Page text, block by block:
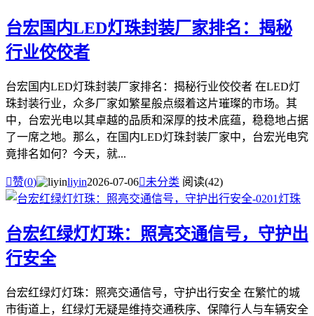
台宏国内LED灯珠封装厂家排名：揭秘
行业佼佼者
台宏国内LED灯珠封装厂家排名：揭秘行业佼佼者 在LED灯
珠封装行业，众多厂家如繁星般点缀着这片璀璨的市场。其
中，台宏光电以其卓越的品质和深厚的技术底蕴，稳稳地占据
了一席之地。那么，在国内LED灯珠封装厂家中，台宏光电究
竟排名如何？今天，就...
赞(0) liyin2026-07-06未分类 阅读(42)
台宏红绿灯灯珠：照亮交通信号，守护出
行安全
台宏红绿灯灯珠：照亮交通信号，守护出行安全 在繁忙的城
市街道上，红绿灯无疑是维持交通秩序、保障行人与车辆安全